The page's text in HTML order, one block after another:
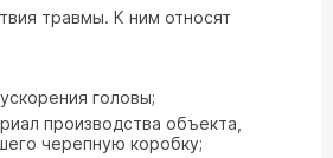
травмы. К ним относят
головы;
производства объекта,
черепную коробку;